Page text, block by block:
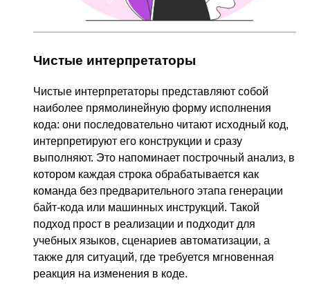
Чистые интерпретаторы
Чистые интерпретаторы представляют собой
наиболее прямолинейную форму исполнения
кода: они последовательно читают исходный код,
интерпретируют его конструкции и сразу
выполняют. Это напоминает построчный анализ, в
котором каждая строка обрабатывается как
команда без предварительного этапа генерации
байт-кода или машинных инструкций. Такой
подход прост в реализации и подходит для
учебных языков, сценариев автоматизации, а
также для ситуаций, где требуется мгновенная
реакция на изменения в коде.